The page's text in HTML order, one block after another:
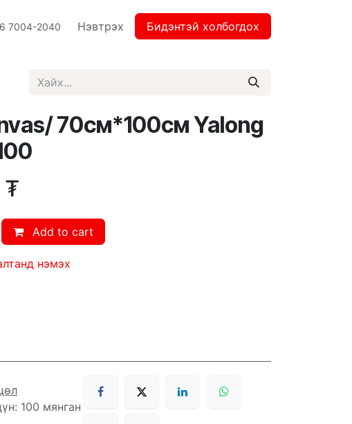
7004-2040 Нэвтрэх Бидэнтэй холбогдох
70см*100см Yalong
₮
Add to cart
нэмэх
100 мянган